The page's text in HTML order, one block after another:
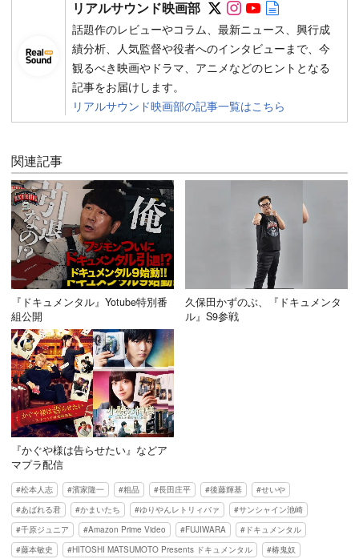
リアルサウンド映画部
話題作のレビューやコラム、最新ニュース、興行成
績分析、人気監督や役者へのインタビューまで、今
観るべき映画やドラマ、アニメなどのヒントとなる
記事をお届けします。
リアルサウンド映画部の記事一覧はこちら
関連記事
『ドキュメンタル』Yotube特別番
組公開
久保田かずのぶ、『ドキュメンタ
ル』S9参戦
『かぐや様は告らせたい』などア
マプラ配信
松本人志 濱家隆一 粗品 長田庄平 後藤輝基
せいや
あばれる君
かまいたち ゆりやんレトリィバァ
サンシャイン池崎
千原ジュニア
Amazon Prime Video FUJIWARA
ドキュメンタル
藤本敏史
HITOSHI MATSUMOTO Presents ドキュメンタル 椿鬼奴